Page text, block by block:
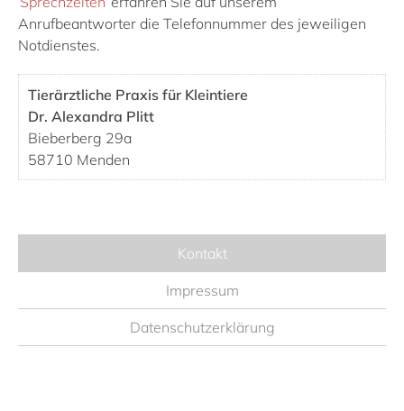
Anrufbeantworter die Telefonnummer des jeweiligen
Notdienstes.
Tierärztliche Praxis für Kleintiere
Dr. Alexandra Plitt
Bieberberg 29a
58710 Menden
Kontakt
Impressum
Datenschutzerklärung